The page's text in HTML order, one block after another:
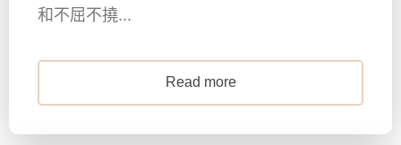
和不屈不撓...
Read more